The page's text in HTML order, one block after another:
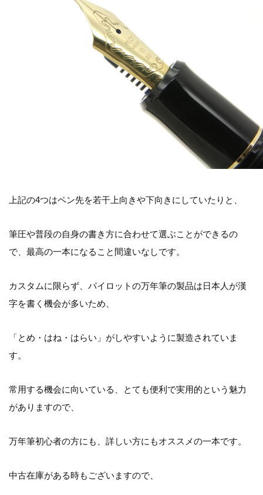
上記の4つはペン先を若干上向きや下向きにしていたりと、
筆圧や普段の自身の書き方に合わせて選ぶことができるの
で、最高の一本になること間違いなしです。
カスタムに限らず、パイロットの万年筆の製品は日本人が漢
字を書く機会が多いため、
「とめ・はね・はらい」がしやすいように製造されていま
す。
常用する機会に向いている、とても便利で実用的という魅力
がありますので、
万年筆初心者の方にも、詳しい方にもオススメの一本です。
中古在庫がある時もございますので、